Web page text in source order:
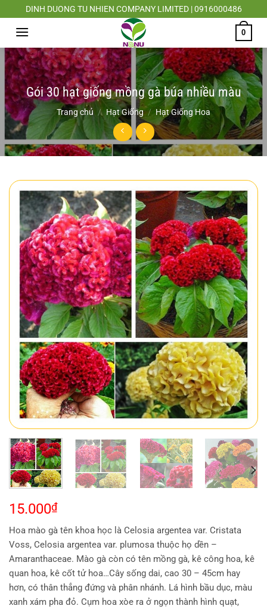
Chuyển
đến
dung
DINH DUONG TU NHIEN COMPANY LIMITED | 0916000486
0
Gói 30 hạt giống mồng gà búa nhiều màu
Trang chủ / Hạt Giống / Hạt Giống Hoa
15.000₫
Hoa mào gà tên khoa học là Celosia argentea var. Cristata
Voss, Celosia argentea var. plumosa thuộc họ dền –
Amaranthaceae. Mào gà còn có tên mồng gà, kê công hoa, kê
quan hoa, kê cốt tử hoa…Cây sống dai, cao 30 – 45cm hay
hơn, có thân thẳng đứng và phân nhánh. Lá hình bầu dục, màu
xanh xám pha đỏ. Cụm hoa xòe ra ở ngọn thành hình quạt,